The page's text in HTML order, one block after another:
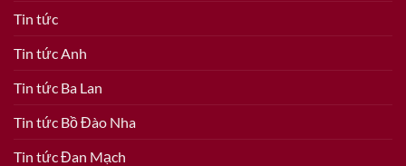
Tin tức
Tin tức Anh
Tin tức Ba Lan
Tin tức Bồ Đào Nha
Tin tức Đan Mạch